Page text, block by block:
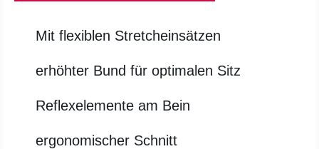
Mit flexiblen Stretcheinsätzen
erhöhter Bund für optimalen Sitz
Reflexelemente am Bein
ergonomischer Schnitt